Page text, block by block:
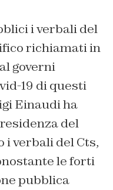
i verbali del
richiamati in
governi
19 di questi
Einaudi ha
del
i verbali del Cts,
le forti
pubblica